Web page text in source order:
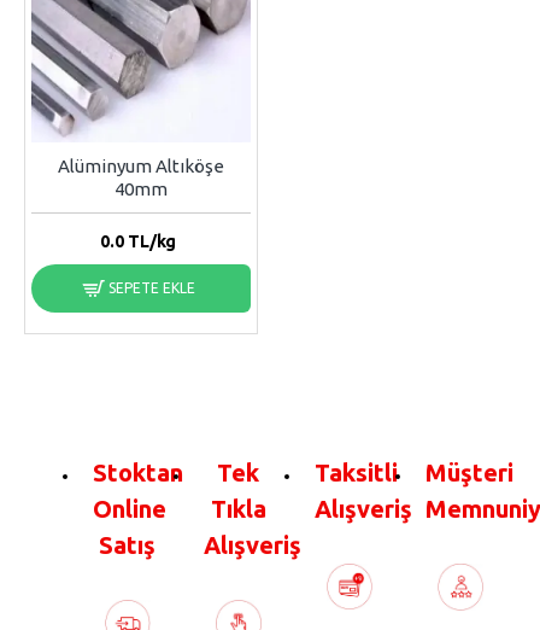
Alüminyum Altıköşe
40mm
0.0TL/kg
SEPETE EKLE
Stoktan
Online
Satış
Tek
Tıkla
Alışveriş
Taksitli
Alışveriş
Müşteri